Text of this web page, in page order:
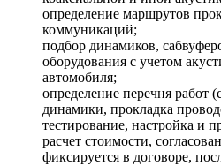
определение маршрутов
коммуникаций;
подбор динамиков,
оборудования с учетом
автомобиля;
определение перечня работ
динамики, прокладка
тестирование, настройка и
расчет стоимости,
фиксируется в договоре,